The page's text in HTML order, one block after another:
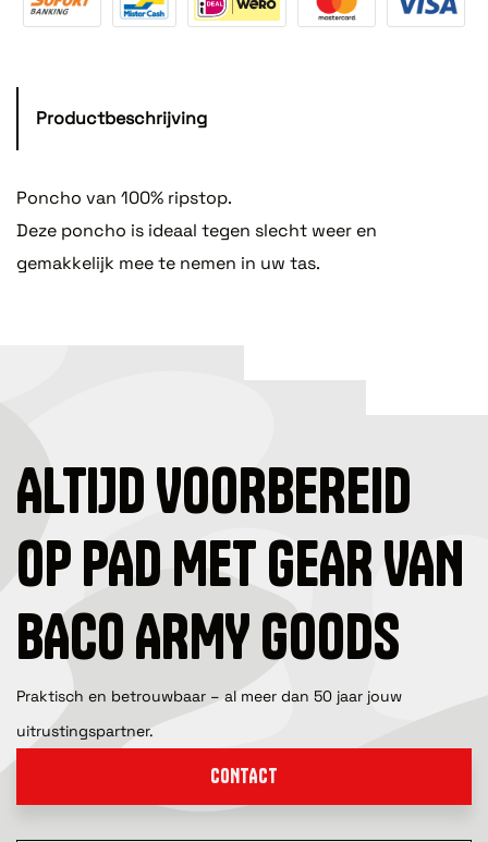
Productbeschrijving
Poncho van 100% ripstop.
Deze poncho is ideaal tegen slecht weer en
gemakkelijk mee te nemen in uw tas.
ALTIJD VOORBEREID
OP PAD MET GEAR VAN
BACO ARMY GOODS
Praktisch en betrouwbaar – al meer dan 50 jaar jouw
uitrustingspartner.
CONTACT